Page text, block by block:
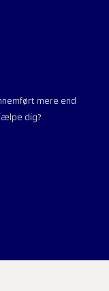
mere end
dig?